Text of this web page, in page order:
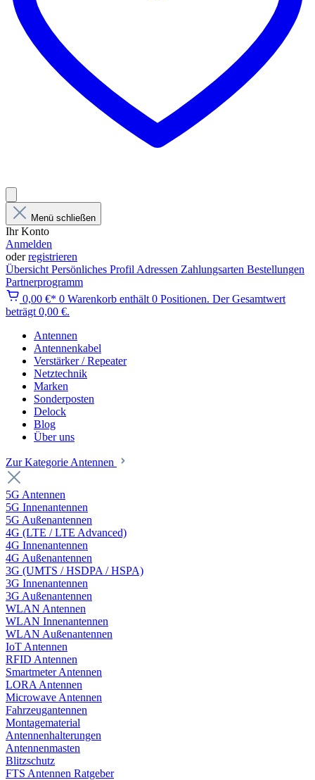
Menü schließen
Ihr Konto
Anmelden
oderregistrieren
Übersicht Persönliches Profil Adressen Zahlungsarten Bestellungen
Partnerprogramm
0,00 €* 0 Warenkorb enthält 0 Positionen. Der Gesamtwert
beträgt 0,00 €.
Antennen
Antennenkabel
Verstärker / Repeater
Netztechnik
Marken
Sonderposten
Delock
Blog
Über uns
Zur Kategorie Antennen
5G Antennen
5G Innenantennen
5G Außenantennen
4G (LTE / LTE Advanced)
4G Innenantennen
4G Außenantennen
3G (UMTS / HSDPA / HSPA)
3G Innenantennen
3G Außenantennen
WLAN Antennen
WLAN Innenantennen
WLAN Außenantennen
IoT Antennen
RFID Antennen
Smartmeter Antennen
LORA Antennen
Microwave Antennen
Fahrzeugantennen
Montagematerial
Antennenhalterungen
Antennenmasten
Blitzschutz
FTS Antennen Ratgeber